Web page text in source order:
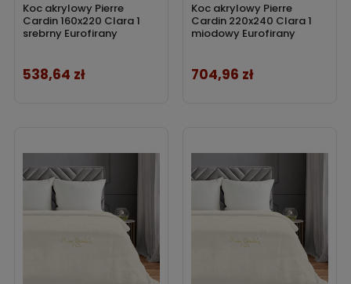
Koc akrylowy Pierre
Cardin 160x220 Clara 1
srebrny Eurofirany
Cena
538,64 zł
Koc akrylowy Pierre
Cardin 220x240 Clara 1
miodowy Eurofirany
Cena
704,96 zł